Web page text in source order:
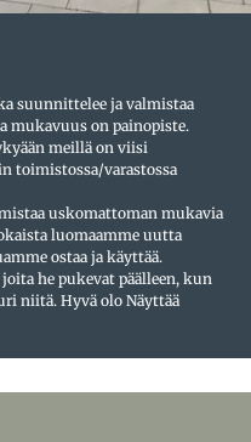
suunnittelee ja valmistaa
mukavuus on painopiste.
meillä on viisi
toimistossa/varastossa
uskomattoman mukavia
luomaamme uutta
ostaa ja käyttää.
he pukevat päälleen, kun
niitä. Hyvä olo Näyttää